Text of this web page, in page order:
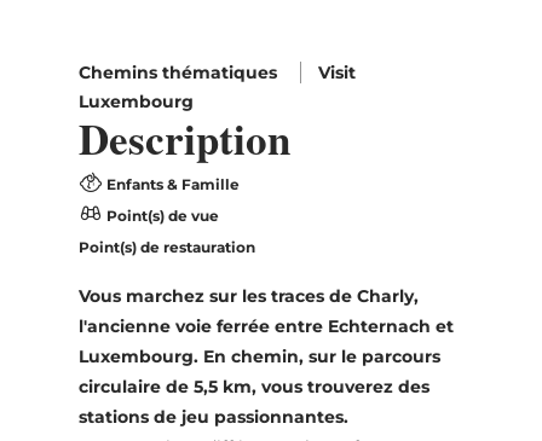
Chemins thématiques
Visit
Luxembourg
Description
Enfants & Famille
Point(s) de vue
Point(s) de restauration
Vous marchez sur les traces de Charly,
l'ancienne voie ferrée entre Echternach et
Luxembourg. En chemin, sur le parcours
circulaire de 5,5 km, vous trouverez des
stations de jeu passionnantes.